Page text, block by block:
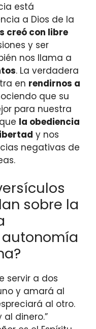
está
a Dios de la
creó con libre
y ser
nos llama a
. La verdadera
en rendirnos a
que su
para nuestra
la obediencia
y nos
negativas de
sobre la
servir a dos
y amará al
al otro.
al dinero.”